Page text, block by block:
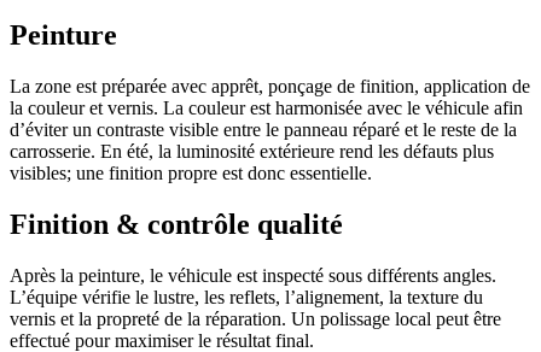
Peinture
La zone est préparée avec apprêt, ponçage de finition, application de
la couleur et vernis. La couleur est harmonisée avec le véhicule afin
d’éviter un contraste visible entre le panneau réparé et le reste de la
carrosserie. En été, la luminosité extérieure rend les défauts plus
visibles; une finition propre est donc essentielle.
Finition & contrôle qualité
Après la peinture, le véhicule est inspecté sous différents angles.
L’équipe vérifie le lustre, les reflets, l’alignement, la texture du
vernis et la propreté de la réparation. Un polissage local peut être
effectué pour maximiser le résultat final.